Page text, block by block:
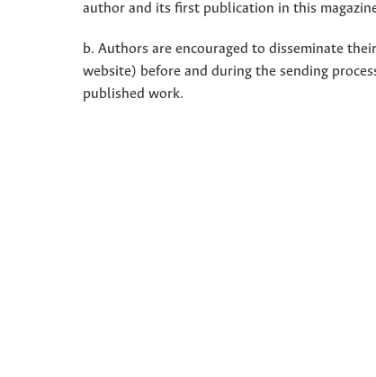
author and its first publication in this
b. Authors are encouraged to disseminate
website) before and during the sending
published work.